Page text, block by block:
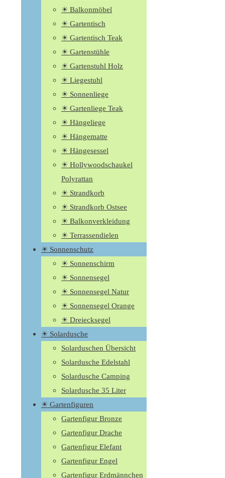
☀ Balkonmöbel
☀ Gartentisch
☀ Gartentisch Teak
☀ Gartenstühle
☀ Gartenstuhl Holz
☀ Liegestuhl
☀ Sonnenliege
☀ Gartenliege Teak
☀ Hängeliege
☀ Hängematte
☀ Hängesessel
☀ Hollywoodschaukel
Polyrattan
☀ Strandkorb
☀ Strandkorb Ostsee
☀ Balkonverkleidung
☀ Terrassendielen
☀ Sonnenschutz
☀ Sonnenschirm
☀ Sonnensegel
☀ Sonnensegel Natur
☀ Sonnensegel Orange
☀ Dreiecksegel
☀ Solardusche
Solarduschen Übersicht
Solardusche Edelstahl
Solardusche Camping
Solardusche 35 Liter
☀ Gartenfiguren
Gartenfigur Bronze
Gartenfigur Drache
Gartenfigur Elefant
Gartenfigur Engel
Gartenfigur Erdmännchen